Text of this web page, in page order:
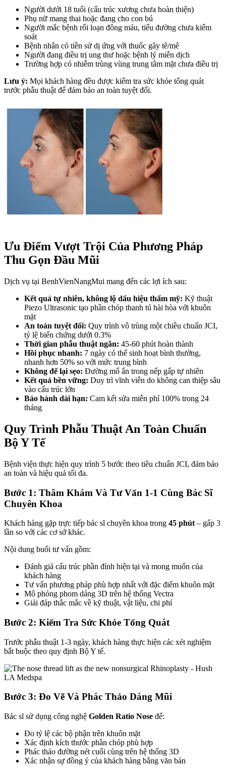
Người dưới 18 tuổi (cấu trúc xương chưa hoàn thiện)
Phụ nữ mang thai hoặc đang cho con bú
Người mắc bệnh rối loạn đông máu, tiểu đường chưa kiểm
soát
Bệnh nhân có tiền sử dị ứng với thuốc gây tê/mê
Người đang điều trị ung thư hoặc bệnh lý miễn dịch
Trường hợp có nhiễm trùng vùng trung tâm mặt chưa điều trị
Lưu ý: Mọi khách hàng đều được kiểm tra sức khỏe tổng quát
trước phẫu thuật để đảm bảo an toàn tuyệt đối.
Ưu Điểm Vượt Trội Của Phương Pháp
Thu Gọn Đầu Mũi
Dịch vụ tại BenhVienNangMui mang đến các lợi ích sau:
Kết quả tự nhiên, không lộ dấu hiệu thẩm mỹ: Kỹ thuật
Piezo Ultrasonic tạo phần chóp thanh tú hài hòa với khuôn
mặt
An toàn tuyệt đối: Quy trình vô trùng một chiều chuẩn JCI,
tỷ lệ biến chứng dưới 0.3%
Thời gian phẫu thuật ngắn: 45-60 phút hoàn thành
Hồi phục nhanh: 7 ngày có thể sinh hoạt bình thường,
nhanh hơn 50% so với mức trung bình
Không để lại sẹo: Đường mổ ẩn trong nếp gấp tự nhiên
Kết quả bền vững: Duy trì vĩnh viễn do không can thiệp sâu
vào cấu trúc lớn
Bảo hành dài hạn: Cam kết sửa miễn phí 100% trong 24
tháng
Quy Trình Phẫu Thuật An Toàn Chuẩn
Bộ Y Tế
Bệnh viện thực hiện quy trình 5 bước theo tiêu chuẩn JCI, đảm bảo
an toàn và hiệu quả tối đa.
Bước 1: Thăm Khám Và Tư Vấn 1-1 Cùng Bác Sĩ
Chuyên Khoa
Khách hàng gặp trực tiếp bác sĩ chuyên khoa trong 45 phút – gấp 3
lần so với các cơ sở khác.
Nội dung buổi tư vấn gồm:
Đánh giá cấu trúc phần đỉnh hiện tại và mong muốn của
khách hàng
Tư vấn phương pháp phù hợp nhất với đặc điểm khuôn mặt
Mô phỏng phom dáng 3D trên hệ thống Vectra
Giải đáp thắc mắc về kỹ thuật, vật liệu, chi phí
Bước 2: Kiểm Tra Sức Khỏe Tổng Quát
Trước phẫu thuật 1-3 ngày, khách hàng thực hiện các xét nghiệm
bắt buộc theo quy định Bộ Y tế.
Bước 3: Đo Vẽ Và Phác Thảo Dáng Mũi
Bác sĩ sử dụng công nghệ Golden Ratio Nose để:
Đo tỷ lệ các bộ phận trên khuôn mặt
Xác định kích thước phần chóp phù hợp
Phác thảo đường nét cuối cùng trên hệ thống 3D
Xác nhận sự đồng ý của khách hàng bằng văn bản